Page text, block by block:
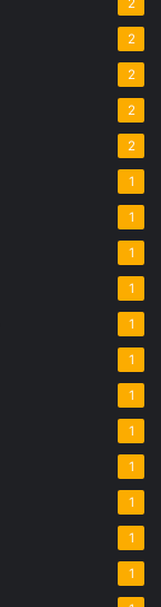
2
2
2
2
1
1
1
1
1
1
1
1
1
1
1
1